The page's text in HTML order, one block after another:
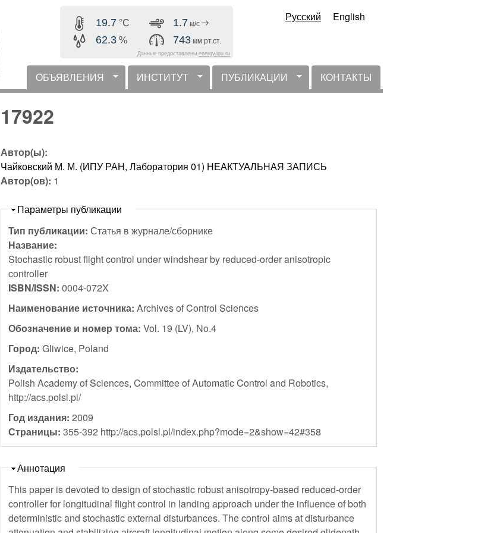
содержанию
19.7 °C
62.3 %
1.7 м/с
743 мм рт.ст.
Данные предоставлены energy.ipu.ru
Русский English
горизонтальное меню
ОБЪЯВЛЕНИЯ ИНСТИТУТ ПУБЛИКАЦИИ КОНТАКТЫ
17922
Автор(ы):
Чайковский М. М. (ИПУ РАН, Лаборатория 01) НЕАКТУАЛЬНАЯ ЗАПИСЬ
Автор(ов): 1
Скрыть
Параметры публикации
Тип публикации:Статья в журнале/сборнике
Название:
Stochastic robust flight control under windshear by reduced-order anisotropic
controller
ISBN/ISSN:0004-072X
Наименование источника:Archives of Control Sciences
Обозначение и номер тома:Vol. 19 (LV), No.4
Город:Gliwice, Poland
Издательство:
Polish Academy of Sciences, Committee of Automatic Control and Robotics,
http://acs.polsl.pl/
Год издания:2009
Страницы:355-392 http://acs.polsl.pl/index.php?mode=2&show=42#358
Скрыть
Аннотация
This paper is devoted to design of stochastic robust anisotropy-based reduced-order
controller for longitudinal flight control in landing approach under the influence of both
deterministic and stochastic external disturbances. The control aims at disturbance